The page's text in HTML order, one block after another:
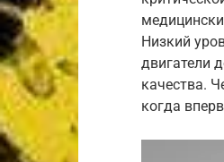
Низкий
двигатели
качества.
когда